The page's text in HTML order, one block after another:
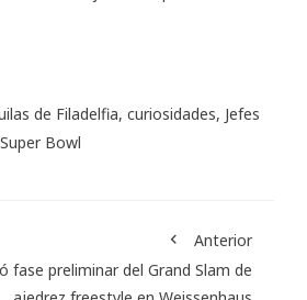
de Filadelfia, curiosidades, Jefes
Super Bowl
Anterior
fase preliminar del Grand Slam de